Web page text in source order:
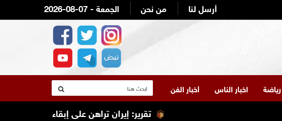
2026-08-07 - الجمعة من نحن أرسل لنا
رياضة اخبار الناس أخبار الفن
تقرير: إيران تراهن على إبقاء ترامب عالقًا